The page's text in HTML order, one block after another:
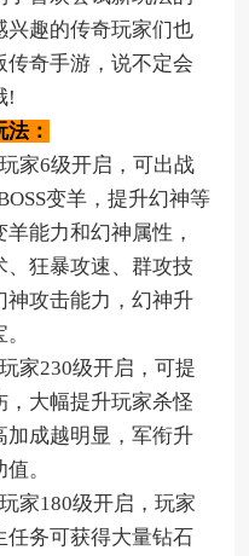
兴趣的传奇玩家们也
传奇手游，说不定会
!
：
家6级开启，可出战
变羊，提升幻神等
能力和幻神属性，
、狂暴攻速、群攻技
神攻击能力，幻神升
家230级开启，可提
，大幅提升玩家杀怪
加成越明显，军衔升
。
家180级开启，玩家
任务可获得大量钻石